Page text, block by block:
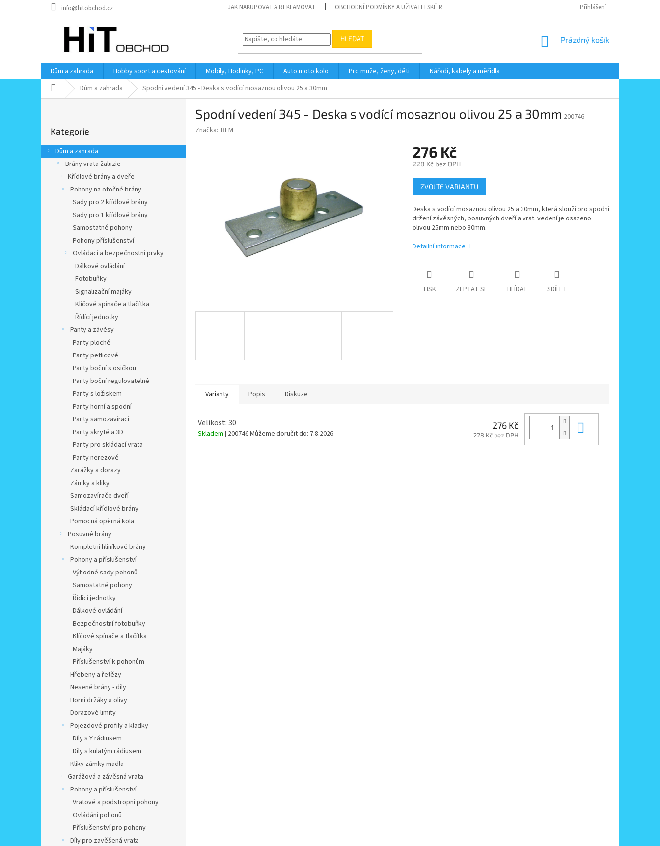
na
info@hitobchod.cz JAK NAKUPOVAT A REKLAMOVAT OBCHODNÍ PODMÍNKY A UŽIVATELSKÉ RADY KONTAKT
Přihlášení
HLEDAT
NÁKUPNÍ
Prázdný košík
Dům a zahrada Hobby sport a cestování Mobily, Hodinky, PC Auto moto kolo Pro muže, ženy, děti
Nářadí, kabely a měřidla
Domů Dům a zahrada Spodní vedení 345 - Deska s vodící mosaznou olivou 25 a 30mm
r
a
kategorie
Kategorie
Dům a zahrada
Brány vrata žaluzie
Křídlové brány a dveře
Pohony na otočné brány
Sady pro 2 křídlové brány
Sady pro 1 křídlové brány
Samostatné pohony
Pohony příslušenství
Ovládací a bezpečnostní prvky
Dálkové ovládání
Fotobuňky
Signalizační majáky
Klíčové spínače a tlačítka
Řídící jednotky
Panty a závěsy
Panty ploché
Panty petlicové
Panty boční s osičkou
Panty boční regulovatelné
Panty s ložiskem
Panty horní a spodní
Panty samozavírací
Panty skryté a 3D
Panty pro skládací vrata
Panty nerezové
Zarážky a dorazy
Zámky a kliky
Samozavírače dveří
Skládací křídlové brány
Pomocná opěrná kola
Posuvné brány
Kompletní hliníkové brány
Pohony a příslušenství
Výhodné sady pohonů
Samostatné pohony
Řídící jednotky
Dálkové ovládání
Bezpečnostní fotobuňky
Klíčové spínače a tlačítka
Majáky
Příslušenství k pohonům
Hřebeny a řetězy
Nesené brány - díly
Horní držáky a olivy
Dorazové limity
Pojezdové profily a kladky
Díly s Y rádiusem
Díly s kulatým rádiusem
Kliky zámky madla
Garážová a závěsná vrata
Pohony a příslušenství
Vratové a podstropní pohony
Ovládání pohonů
Příslušenství pro pohony
Díly pro zavěšená vrata
Spodní vedení 345 - Deska s vodící mosaznou olivou 25 a 30mm 200746
Značka: IBFM
276 Kč
228 Kč bez DPH
Měrná
cena:
ZVOLTE VARIANTU
Deska s vodící mosaznou olivou 25 a 30mm, která slouží pro spodní
držení závěsných, posuvných dveří a vrat. vedení je osazeno
olivou 25mm nebo 30mm.
Detailní informace
TISK ZEPTAT SE HLÍDAT SDÍLET
Varianty Popis Diskuze
Velikost: 30
Skladem | 200746Můžeme doručit do: 7.8.2026
276 Kč
228 Kč bez DPH